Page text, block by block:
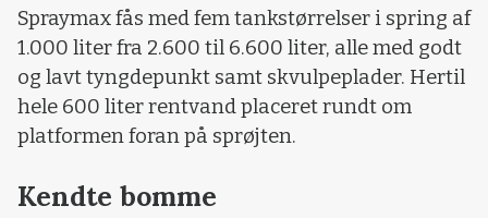
Spraymax fås med fem tankstørrelser i spring af
1.000 liter fra 2.600 til 6.600 liter, alle med godt
og lavt tyngdepunkt samt skvulpeplader. Hertil
hele 600 liter rentvand placeret rundt om
platformen foran på sprøjten.
Kendte bomme